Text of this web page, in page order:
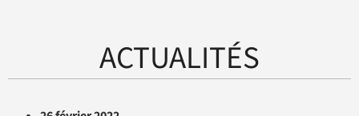
ACTUALITÉS